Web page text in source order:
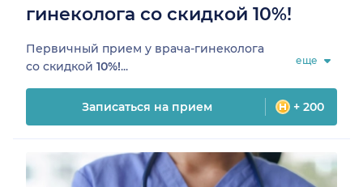
гинеколога со скидкой 10%!
Первичный прием у врача-гинеколога
со скидкой 10%!... еще
Записаться на прием + 200